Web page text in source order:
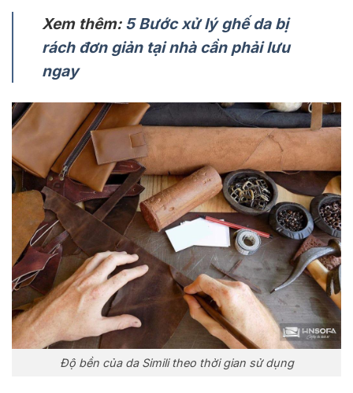
Xem thêm: 5 Bước xử lý ghế da bị
rách đơn giản tại nhà cần phải lưu
ngay
Độ bền của da Simili theo thời gian sử dụng